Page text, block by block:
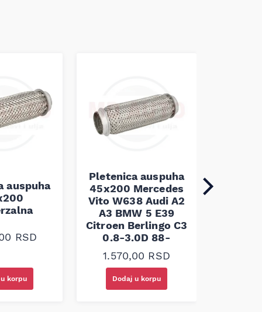
auspuha
RSD
korpu
Pletenica auspuha
45x200 Mercedes
Vito W638 Audi A2
A3 BMW 5 E39
Citroen Berlingo C3
0.8-3.0D 88-
1.570,00 RSD
Dodaj u korpu